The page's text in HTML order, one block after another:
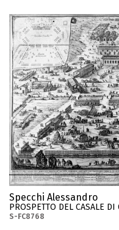
Specchi Alessandro
PROSPETTO DEL CASALE DI
S-FC8768